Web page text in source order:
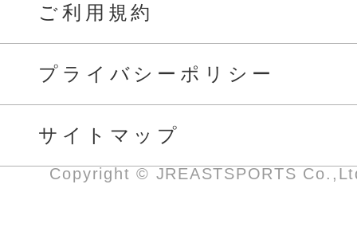
ご利用規約
プライバシーポリシー
サイトマップ
Copyright © JREASTSPORTS